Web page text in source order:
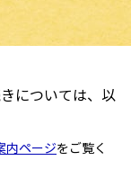
については、以
内ページをご覧く